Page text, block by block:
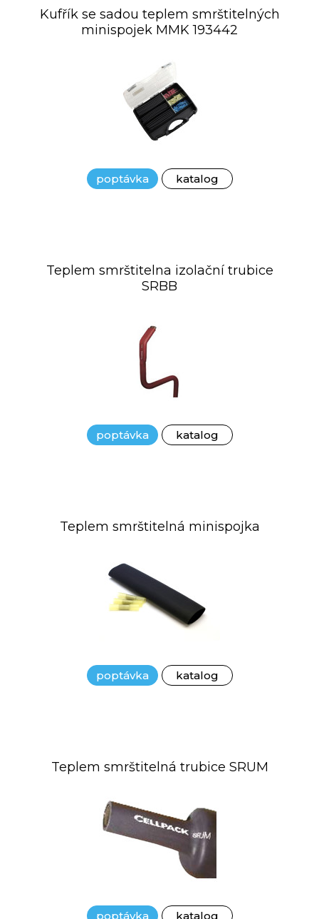
Kufřík se sadou teplem smrštitelných
minispojek MMK 193442
poptávka katalog
Teplem smrštitelna izolační trubice
SRBB
poptávka katalog
Teplem smrštitelná minispojka
poptávka katalog
Teplem smrštitelná trubice SRUM
poptávka katalog